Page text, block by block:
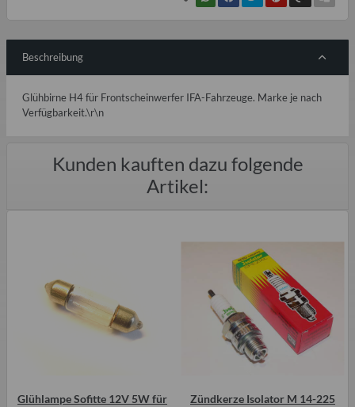
Beschreibung
Glühbirne H4 für Frontscheinwerfer IFA-Fahrzeuge. Marke je nach
Verfügbarkeit.\r\n
Kunden kauften dazu folgende
Artikel:
Glühlampe Sofitte 12V 5W für
Zündkerze Isolator M 14-225